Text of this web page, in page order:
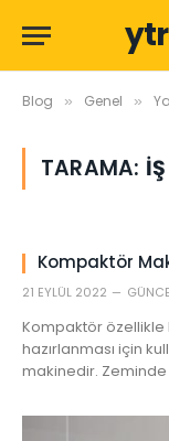
Blog » Genel »
TARAMA:
Kompaktör
21 EYLÜL 2022
Kompaktör
hazırlanması için
makinedir. Zeminde